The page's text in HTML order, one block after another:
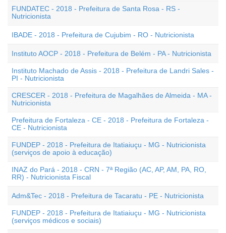
FUNDATEC - 2018 - Prefeitura de Santa Rosa - RS -
Nutricionista
IBADE - 2018 - Prefeitura de Cujubim - RO - Nutricionista
Instituto AOCP - 2018 - Prefeitura de Belém - PA - Nutricionista
Instituto Machado de Assis - 2018 - Prefeitura de Landri Sales -
PI - Nutricionista
CRESCER - 2018 - Prefeitura de Magalhães de Almeida - MA -
Nutricionista
Prefeitura de Fortaleza - CE - 2018 - Prefeitura de Fortaleza -
CE - Nutricionista
FUNDEP - 2018 - Prefeitura de Itatiaiuçu - MG - Nutricionista
(serviços de apoio à educação)
INAZ do Pará - 2018 - CRN - 7ª Região (AC, AP, AM, PA, RO,
RR) - Nutricionista Fiscal
Adm&Tec - 2018 - Prefeitura de Tacaratu - PE - Nutricionista
FUNDEP - 2018 - Prefeitura de Itatiaiuçu - MG - Nutricionista
(serviços médicos e sociais)